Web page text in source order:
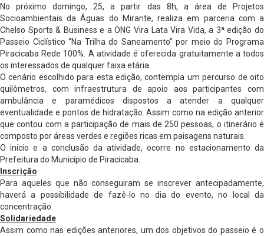
No próximo domingo, 25, a partir das 8h, a área de Projetos
Socioambientais da Águas do Mirante, realiza em parceria com a
Chelso Sports & Business e a ONG Vira Lata Vira Vida, a 3ª edição do
Passeio Ciclístico “Na Trilha do Saneamento” por meio do Programa
Piracicaba Rede 100%. A atividade é oferecida gratuitamente a todos
os interessados de qualquer faixa etária.
O cenário escolhido para esta edição, contempla um percurso de oito
quilômetros, com infraestrutura de apoio aos participantes com
ambulância e paramédicos dispostos a atender a qualquer
eventualidade e pontos de hidratação. Assim como na edição anterior
que contou com a participação de mais de 250 pessoas, o itinerário é
composto por áreas verdes e regiões ricas em paisagens naturais.
O início e a conclusão da atividade, ocorre no estacionamento da
Prefeitura do Município de Piracicaba.
Inscrição
Para aqueles que não conseguiram se inscrever antecipadamente,
haverá a possibilidade de fazê-lo no dia do evento, no local da
concentração.
Solidariedade
Assim como nas edições anteriores, um dos objetivos do passeio é o